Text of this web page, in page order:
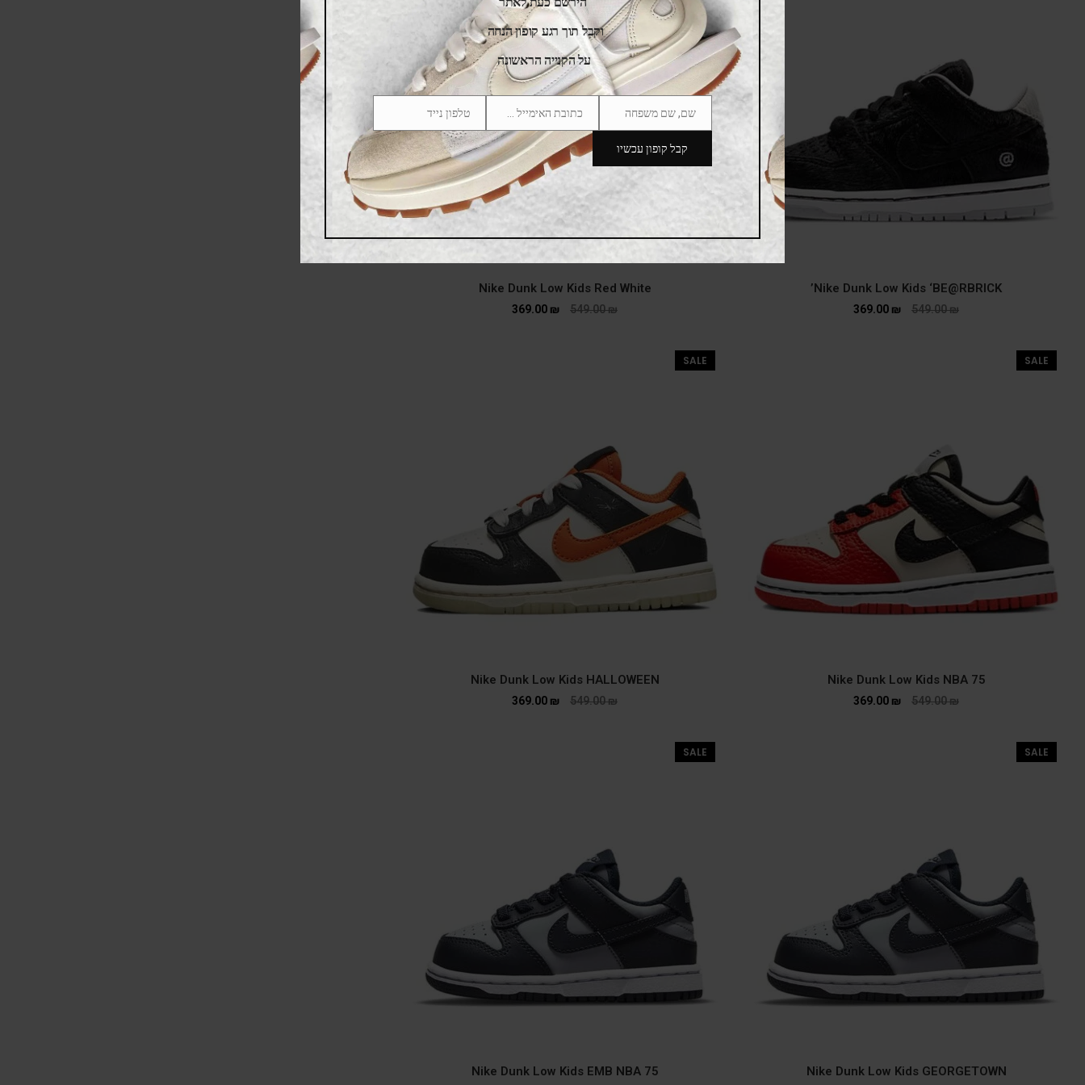
Nike Dunk Low Kids ‘BE@RBRICK’
549.00₪
369.00 ₪
Nike Dunk Low Kids Red White
549.00₪
369.00 ₪
SALE
Nike Dunk Low Kids NBA 75
549.00₪
369.00 ₪
SALE
Nike Dunk Low Kids HALLOWEEN
549.00₪
369.00 ₪
SALE
Nike Dunk Low Kids GEORGETOWN
SALE
Nike Dunk Low Kids EMB NBA 75
וקבל תוך רגע קופון הנחה
על הקנייה הראשונה
Name
שם, שם משפחה Email
Phone
Number
טלפון נייד
קבל קופון עכשיו